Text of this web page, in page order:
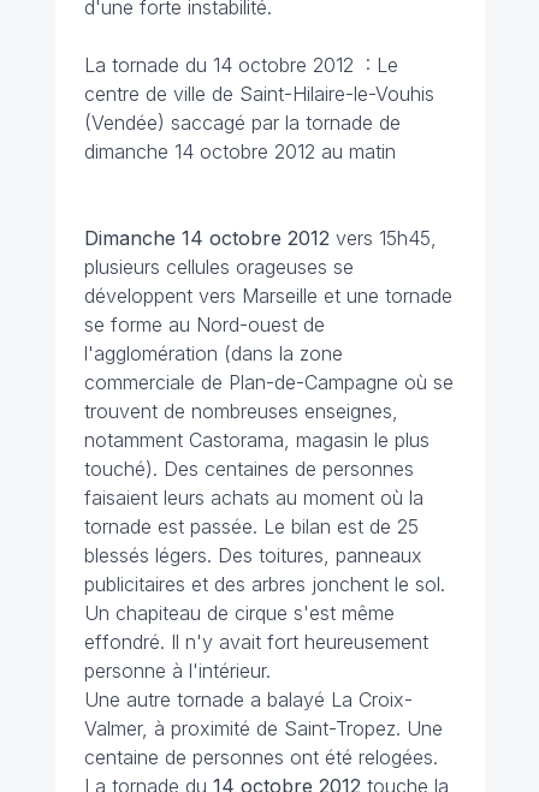
d'une forte instabilité.
La tornade du 14 octobre 2012 : Le
centre de ville de Saint-Hilaire-le-Vouhis
(Vendée) saccagé par la tornade de
dimanche 14 octobre 2012 au matin
Dimanche 14 octobre 2012 vers 15h45,
plusieurs cellules orageuses se
développent vers Marseille et une tornade
se forme au Nord-ouest de
l'agglomération (dans la zone
commerciale de Plan-de-Campagne où se
trouvent de nombreuses enseignes,
notamment Castorama, magasin le plus
touché). Des centaines de personnes
faisaient leurs achats au moment où la
tornade est passée. Le bilan est de 25
blessés légers. Des toitures, panneaux
publicitaires et des arbres jonchent le sol.
Un chapiteau de cirque s'est même
effondré. Il n'y avait fort heureusement
personne à l'intérieur.
Une autre tornade a balayé La Croix-
Valmer, à proximité de Saint-Tropez. Une
centaine de personnes ont été relogées.
La tornade du 14 octobre 2012 touche la